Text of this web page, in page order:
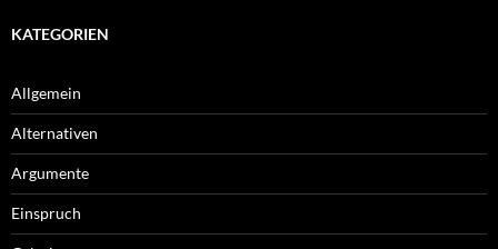
KATEGORIEN
Allgemein
Alternativen
Argumente
Einspruch